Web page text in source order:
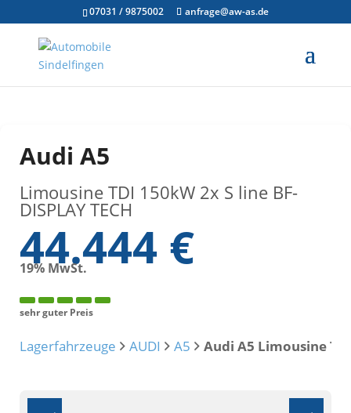
07031 / 9875002 anfrage@aw-as.de
Audi A5
Limousine TDI 150kW 2x S line BF-
DISPLAY TECH
44.444 €
19% MwSt.
sehr guter Preis
Lagerfahrzeuge AUDI A5 Audi A5 Limousine TDI